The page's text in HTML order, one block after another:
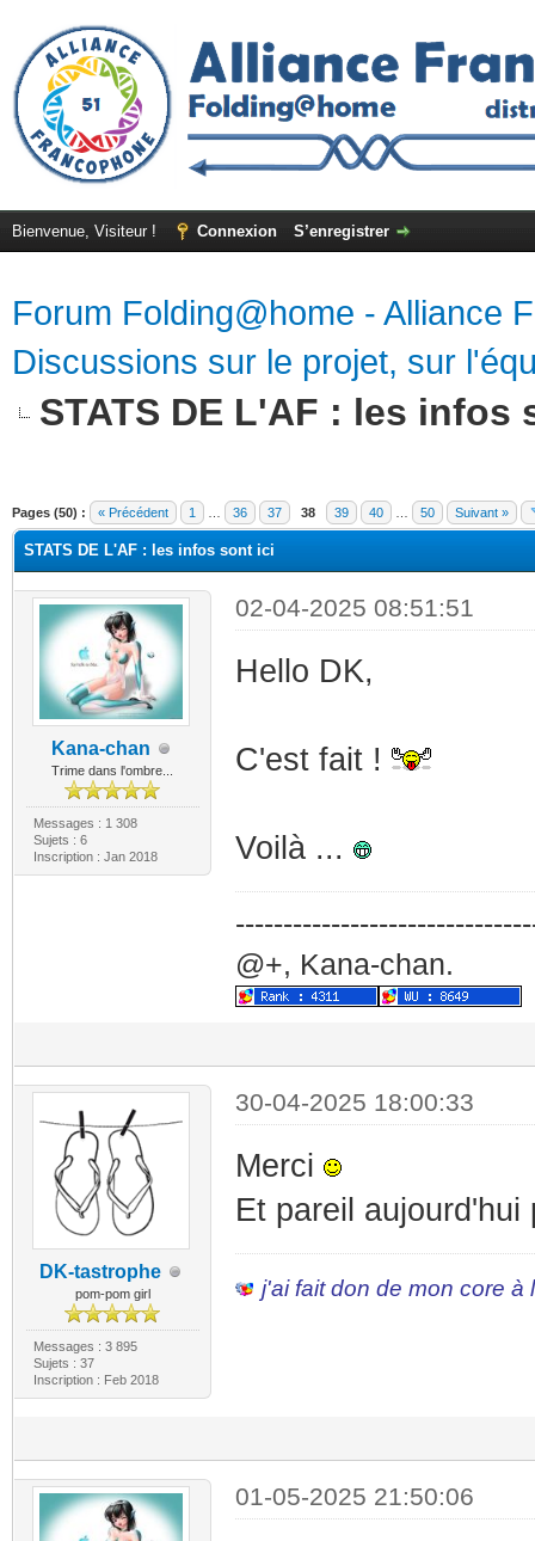
Bienvenue, Visiteur ! Connexion S’enregistrer
Forum Folding@home - Alliance
Discussions sur le projet, sur
STATS DE L'AF : les infos
Pages (50) : « Précédent 1 36 37 38 39 40 50 Suivant »
STATS DE L'AF : les infos sont ici
Kana-chan
Trime dans l'ombre...
Messages : 1 308
Sujets : 6
Inscription : Jan 2018
02-04-2025 08:51:51
Hello DK,
C'est fait !
Voilà ...
@+, Kana-chan.
DK-tastrophe
pom-pom girl
Messages : 3 895
Sujets : 37
Inscription : Feb 2018
30-04-2025 18:00:33
Merci
Et pareil
j'ai fait don de mon core à
01-05-2025 21:50:06